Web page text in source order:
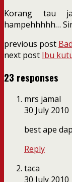
Korang tau
hampehhhhh…
previous post
next post Ibu
23 responses
mrs jamal
30 July 2010
best ape
Reply
taca
30 July 2010